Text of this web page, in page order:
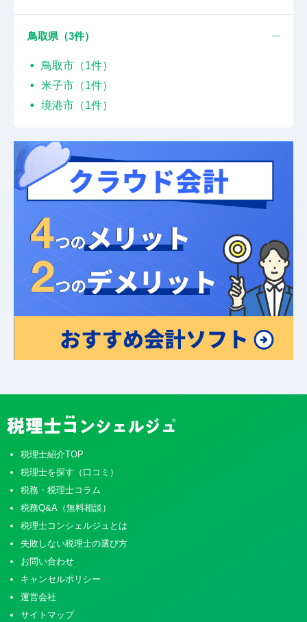
鳥取県（3件）
鳥取市（1件）
米子市（1件）
境港市（1件）
税理士紹介TOP
税理士を探す（口コミ）
税務・税理士コラム
税務Q&A（無料相談）
税理士コンシェルジュとは
失敗しない税理士の選び方
お問い合わせ
キャンセルポリシー
運営会社
サイトマップ